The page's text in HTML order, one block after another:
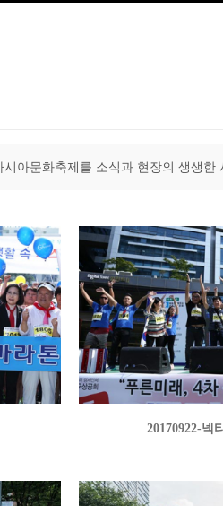
아문화축제를 소식과 현장의 생생한
20170922-넥